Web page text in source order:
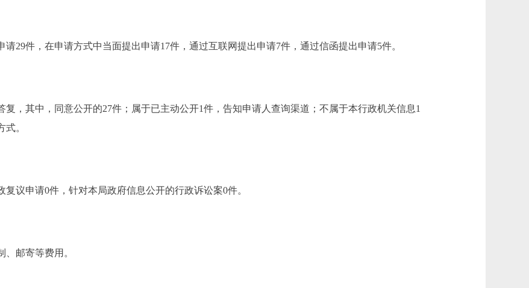
件，在申请方式中当面提出申请17件，通过互联网提出申请7件，通过信函提出申请5件。
其中，同意公开的27件；属于已主动公开1件，告知申请人查询渠道；不属于本行政机关信息1
。
议申请0件，针对本局政府信息公开的行政诉讼案0件。
邮寄等费用。